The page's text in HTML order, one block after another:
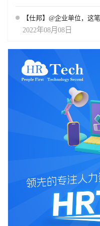
【仕邦】@企业单位，这
2022年08月08日